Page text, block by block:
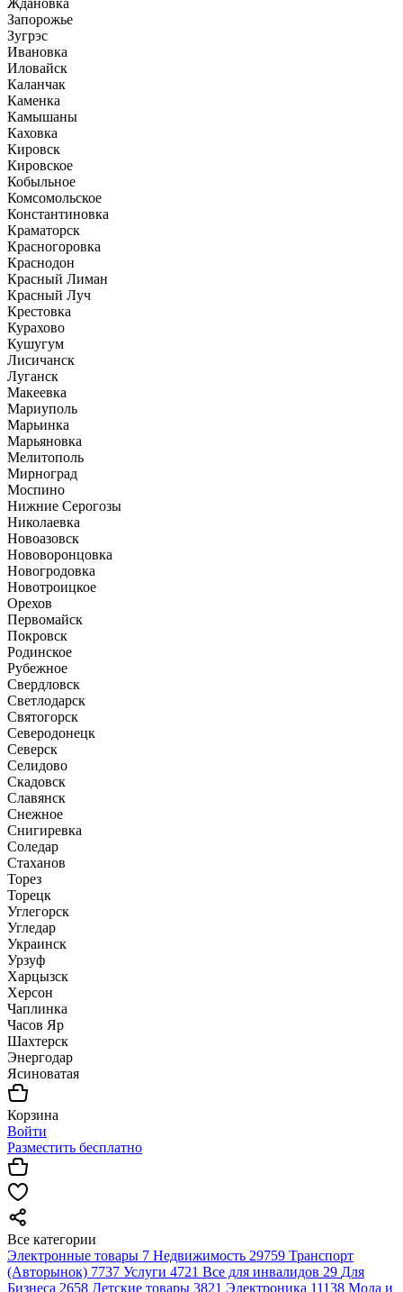
Ждановка
Запорожье
Зугрэс
Ивановка
Иловайск
Каланчак
Каменка
Камышаны
Каховка
Кировск
Кировское
Кобыльное
Комсомольское
Константиновка
Краматорск
Красногоровка
Краснодон
Красный Лиман
Красный Луч
Крестовка
Курахово
Кушугум
Лисичанск
Луганск
Макеевка
Мариуполь
Марьинка
Марьяновка
Мелитополь
Мирноград
Моспино
Нижние Серогозы
Николаевка
Новоазовск
Нововоронцовка
Новогродовка
Новотроицкое
Орехов
Первомайск
Покровск
Родинское
Рубежное
Свердловск
Светлодарск
Святогорск
Северодонецк
Северск
Селидово
Скадовск
Славянск
Снежное
Снигиревка
Соледар
Стаханов
Торез
Торецк
Углегорск
Угледар
Украинск
Урзуф
Харцызск
Херсон
Чаплинка
Часов Яр
Шахтерск
Энергодар
Ясиноватая
Корзина
Войти
Разместить бесплатно
Все категории
Электронные товары 7 Недвижимость 29759 Транспорт
(Авторынок) 7737 Услуги 4721 Все для инвалидов 29 Для
Бизнеса 2658 Детские товары 3821 Электроника 11138 Мода и